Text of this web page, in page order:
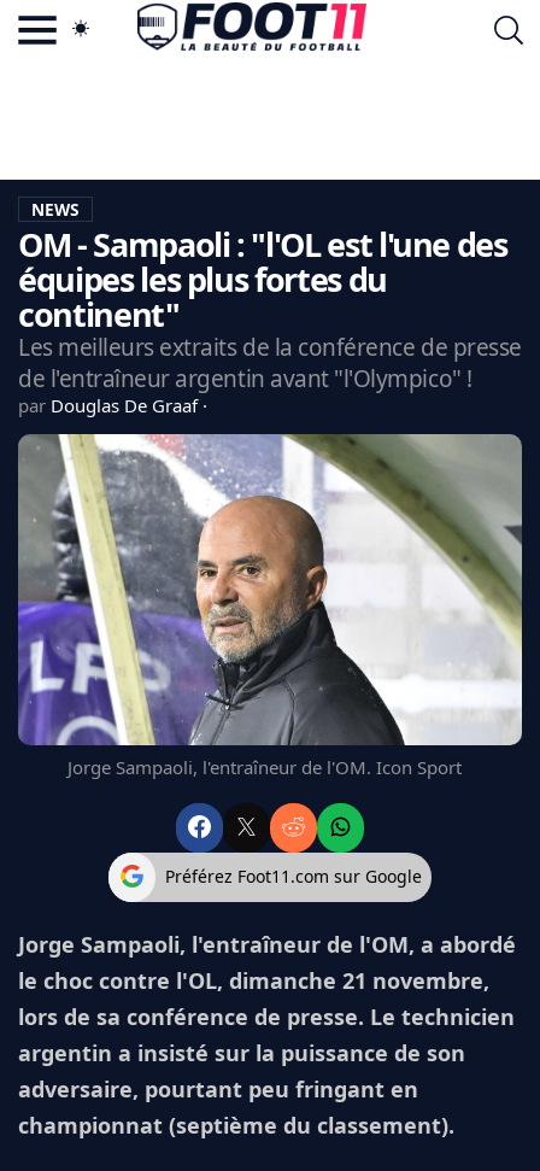
LA CHARTE
VIE PRIVÉE
CGU
CONTACTEZ-NOUS
MERCATO
CDM 2026
EDF
PSG
LIGUE 1
REAL MADRID
FC BARCELONE
MANCHESTER UNITED
CHELSEA
ARSENAL
BAYERN
L'AVIS DE LA RÉDAC'
NEWS
OM - Sampaoli : "l'OL est l'une des
équipes les plus fortes du
continent"
Les meilleurs extraits de la conférence de presse
de l'entraîneur argentin avant "l'Olympico" !
par Douglas De Graaf
Jorge Sampaoli, l'entraîneur de l'OM. Icon Sport
Préférez Foot11.com sur Google
Jorge Sampaoli, l'entraîneur de l'OM, a abordé
le choc contre l'OL, dimanche 21 novembre,
lors de sa conférence de presse. Le technicien
argentin a insisté sur la puissance de son
adversaire, pourtant peu fringant en
championnat (septième du classement).